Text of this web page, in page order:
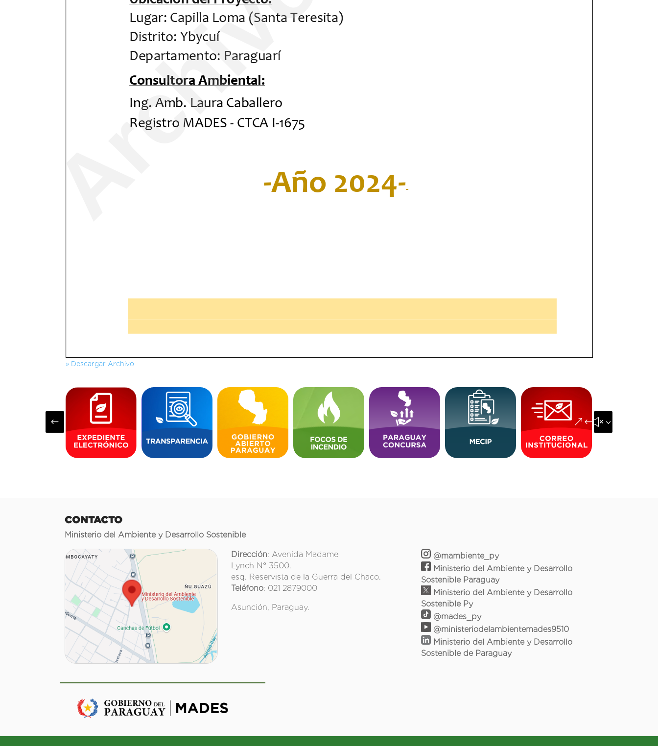
» Descargar Archivo
# &#x35;
CONTACTO
Ministerio del Ambiente y Desarrollo Sostenible
Dirección: Avenida Madame
Lynch N° 3500.
esq. Reservista de la Guerra del Chaco.
Teléfono: 021 2879000
Asunción, Paraguay.
@mambiente_py
Ministerio del Ambiente y Desarrollo
Sostenible Paraguay
Ministerio del Ambiente y Desarrollo
Sostenible Py
@mades_py
@ministeriodelambientemades9510
Ministerio del Ambiente y Desarrollo
Sostenible de Paraguay